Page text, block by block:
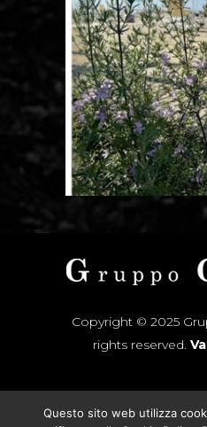
Copyright © 2025
rights reserved.
Questo sito web utilizza